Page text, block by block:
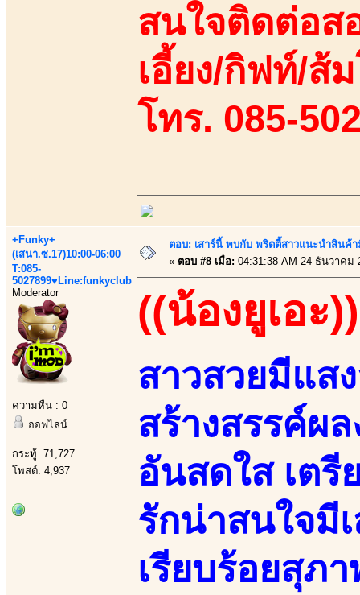
สนใจติดต่อส
เอี้ยง/กิฟท์/ส้
โทร. 085-
+Funky+
(เสนา.ซ.17)10:00-06:00
T:085-
5027899♥Line:funkyclub
Moderator
ความหื่น : 0
ออฟไลน์
กระทู้: 71,727
โพสต์: 4,937
ตอบ: เสาร์นี้ พบกับ พริตตี้สาวแนะนำสินค้
« ตอบ #8 เมื่อ: 04:31:38 AM 24 ธันวาคม
((น้องยูเอะ))
สาวสวยมีแส
สร้างสรรค์ผ
อันสดใส เตรี
รักน่าสนใจมี
เรียบร้อยสุภ